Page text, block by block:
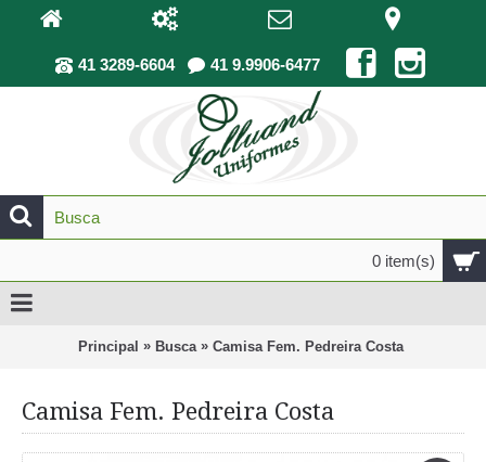
41 3289-6604 41 9.9906-6477
0 item(s)
Principal » Busca » Camisa Fem. Pedreira Costa
Camisa Fem. Pedreira Costa